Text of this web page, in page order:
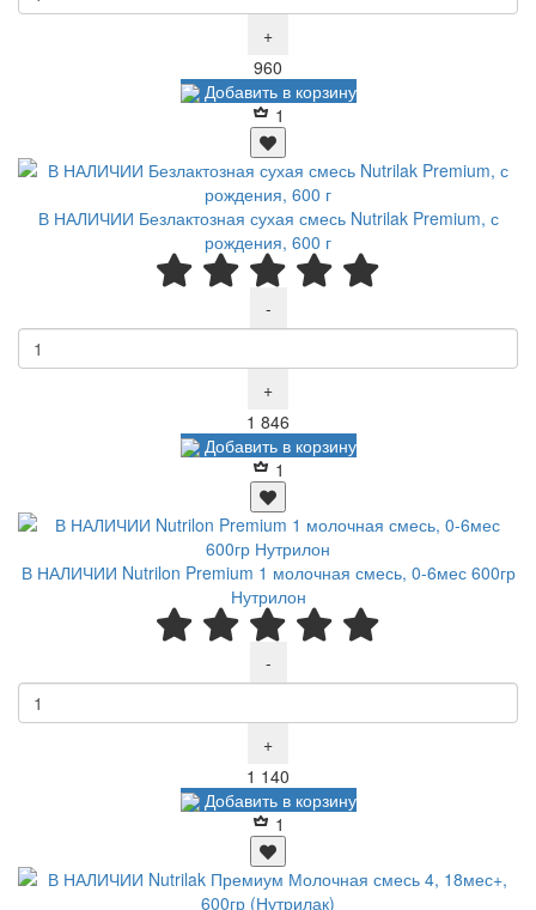
+
960
Добавить в корзину
1
В НАЛИЧИИ Безлактозная сухая смесь Nutrilak Premium, с
рождения, 600 г
-
+
1 846
Добавить в корзину
1
В НАЛИЧИИ Nutrilon Premium 1 молочная смесь, 0-6мес 600гр
Нутрилон
-
+
1 140
Добавить в корзину
1